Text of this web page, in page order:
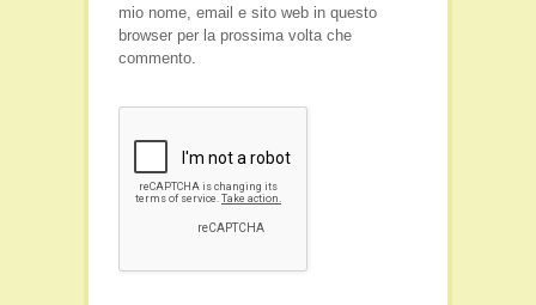
mio nome, email e sito web in questo
browser per la prossima volta che
commento.